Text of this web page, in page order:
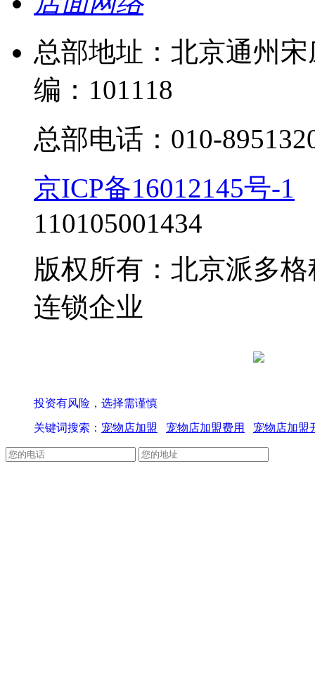
总部地址：北京通州
编：101118
总部电话：010-
京ICP备16012145号-1
110105001434
版权所有：北京派多
连锁企业
投资有风险，选择需谨慎
关键词搜索： 宠物店加盟 宠物店加盟费用 宠物店加盟